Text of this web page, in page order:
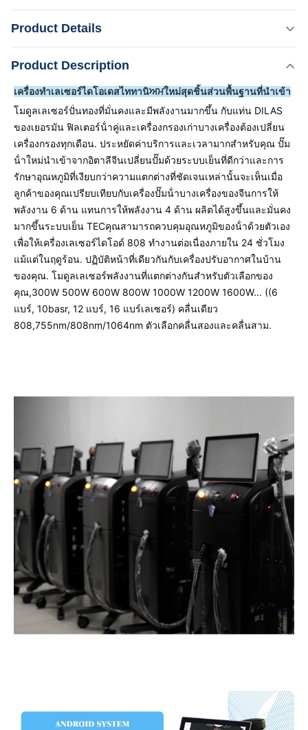
บางเครื่องต้องเปลี่ยนเครื่องกรองทุกเดือน. ประหยัดค่าบริการ
และเวลามากสําหรับคุณ ปั๊มน้ําใหม่นําเข้าจากอิตาลีจีน
เปลี่ยนปั๊มด้วยระบบ...
Product Details
เน้น: เครื่องกําจัดผมด้วยเลเซอร์ไดโอเดส 808nm
การกำจัดขนด้วยเลเซอร์ ไทเทเนียม แพลตินัม น้ำแข็ง
Language:
ภาษาอังกฤษ, สเปน, โปรตุเกส, รัสเซีย ฯลฯ
Training:
คู่มือผู้ใช้+วิดีโอ+ตัวต่อตัว
Maintanence:
2 ปี
Applications:
กำจัดขนถาวร
Laser Device Brand:
ดิลาส
Gross Weight:
ประมาณ 65 กิโลกรัม
Laser Type:
Product Description
เครื่องทําเลเซอร์ไดโอเดสไททานิਅਮใหม่สุดชิ้นส่วนพื้นฐานที่นําเข้า
โมดูลเลเซอร์ปั่นทองที่มั่นคงและมีพลังงานมากขึ้น กับแท่น DILAS
ของเยอรมัน ฟิลเตอร์น้ําคู่และเครื่องกรองเก่าบางเครื่องต้องเปลี่ยน
เครื่องกรองทุกเดือน. ประหยัดค่าบริการและเวลามากสําหรับคุณ ปั๊ม
น้ําใหม่นําเข้าจากอิตาลีจีนเปลี่ยนปั๊มด้วยระบบเย็นที่ดีกว่าและการ
รักษาอุณหภูมิที่เงียบกว่าความแตกต่างที่ชัดเจนเหล่านั้นจะเห็นเมื่อ
ลูกค้าของคุณเปรียบเทียบกับเครื่องปั๊มน้ําบางเครื่องของจีนการให้
พลังงาน 6 ด้าน แทนการให้พลังงาน 4 ด้าน ผลิตได้สูงขึ้นและมั่นคง
มากขึ้นระบบเย็น TECคุณสามารถควบคุมอุณหภูมิของน้ําด้วยตัวเอง
เพื่อให้เครื่องเลเซอร์ไดโอด์ 808 ทํางานต่อเนื่องภายใน 24 ชั่วโมง
แม้แต่ในฤดูร้อน. ปฏิบัติหน้าที่เดียวกันกับเครื่องปรับอากาศในบ้าน
ของคุณ. โมดูลเลเซอร์พลังงานที่แตกต่างกันสําหรับตัวเลือกของ
คุณ,300W 500W 600W 800W 1000W 1200W 1600W... ((6
แบร์, 10basr, 12 แบร์, 16 แบร์เลเซอร์) คลื่นเดียว
808,755nm/808nm/1064nm ตัวเลือกคลื่นสองและคลื่นสาม.